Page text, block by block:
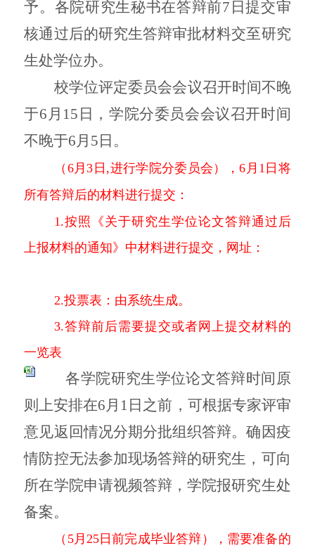
予。各院研究生秘书在答辩前7日提交审
核通过后的研究生答辩审批材料交至研究
生处学位办。
校学位评定委员会会议召开时间不晚
于6月15日，学院分委员会会议召开时间
不晚于6月5日。
（6月3日,进行学院分委员会），6月1日将
所有答辩后的材料进行提交：
1.按照《关于研究生学位论文答辩通过后
上报材料的通知》中材料进行提交，网址：
2.投票表：由系统生成。
3.答辩前后需要提交或者网上提交材料的
一览表
各学院研究生学位论文答辩时间原
则上安排在6月1日之前，可根据专家评审
意见返回情况分期分批组织答辩。确因疫
情防控无法参加现场答辩的研究生，可向
所在学院申请视频答辩，学院报研究生处
备案。
（5月25日前完成毕业答辩），需要准备的